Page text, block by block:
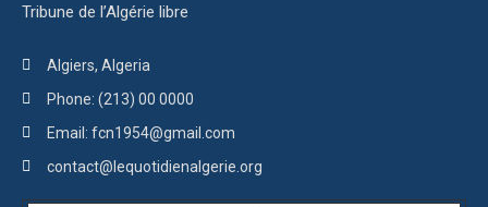
Tribune de l’Algérie libre
Algiers, Algeria
Phone: (213) 00 0000
Email: fcn1954@gmail.com
contact@lequotidienalgerie.org